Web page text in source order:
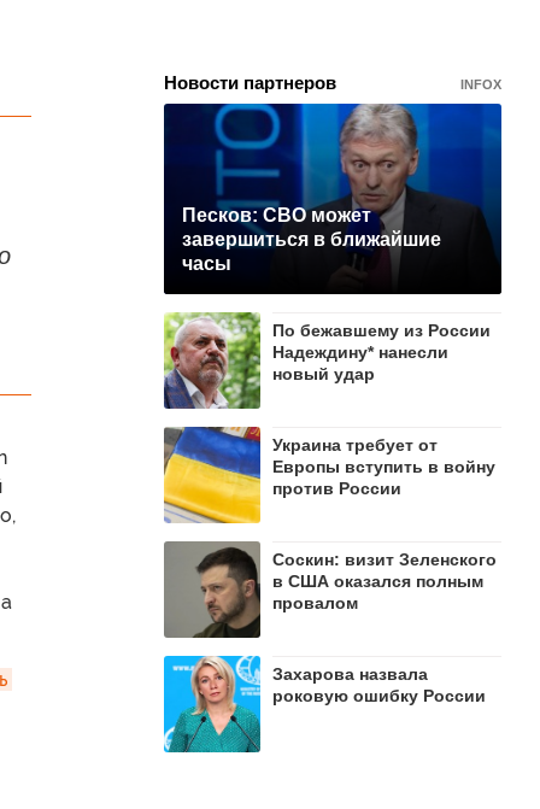
Новости партнеров INFOX
Песков: СВО может
завершиться в ближайшие
часы
По бежавшему из России
Надеждину* нанесли
новый удар
Украина требует от
Европы вступить в войну
против России
Соскин: визит Зеленского
в США оказался полным
провалом
Захарова назвала
роковую ошибку России